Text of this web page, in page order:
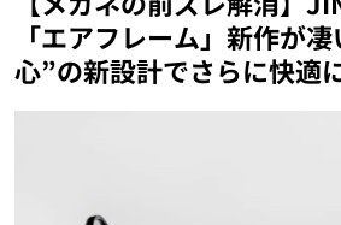
「エアフレーム」新作が
心”の新設計でさらに快適